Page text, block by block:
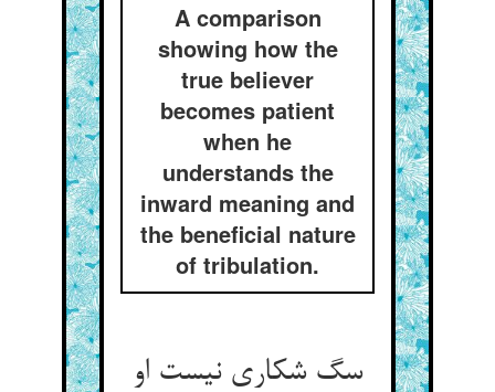
A comparison
showing how the
true believer
becomes patient
when he
understands the
inward meaning and
the beneficial nature
of tribulation.
سگ شکاری نیست او